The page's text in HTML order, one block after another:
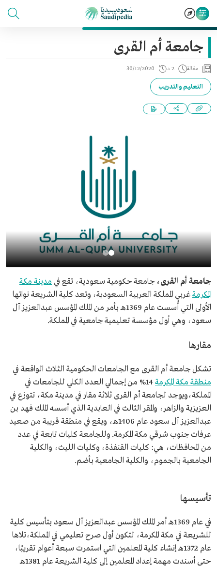
جامعة أم القرى
مقالة 2 د 30/12/2020
التعليم والتدريب
جامعة أم القرى، جامعة حكومية سعودية، تقع في مدينة مكة
المكرمةغربي المملكة العربية السعودية، وتعد كلية الشريعة نواتها
الأولى التي أُسست عام 1369هـ بأمر من الملك المؤسس عبدالعزيز آل
سعود، وهي أول مؤسسة تعليمية جامعية في المملكة.
مقارها
تشكل جامعة أم القرى مع الجامعات الحكومية الثلاث الواقعة في
منطقة مكة المكرمة
14% من إجمالي العدد الكلي للجامعات في
المملكة،ويوجد لجامعة أم القرى ثلاثة مقار في مدينة مكة، تتوزع في
العزيزية والزاهر، والمقر الثالث في العابدية الذي أسسه الملك فهد بن
عبدالعزيز آل سعود عام 1406هـ، ويقع في منطقة قريبة من صعيد
عرفات جنوب شرقي مكة المكرمة. وللجامعة كليات تابعة في عدد
من المحافظات، هي: كليات القنفذة، وكليات الليث، والكلية
الجامعية بالجموم، والكلية الجامعية بأضم.
تأسيسها
في عام 1369هـ أمر الملك المؤسس عبدالعزيز آل سعود بتأسيس كلية
للشريعة في مكة المكرمة، لتكون أول صرح تعليمي في المملكة،تلاها
عام 1372هـ إنشاء كلية المعلمين التي استمرت سبعة أعوام تقريبًا،
حتى أسندت مهمة إعداد المعلمين إلى كلية الشريعة عام 1381هـ